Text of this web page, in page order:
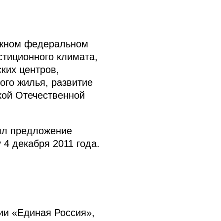
федеральном
климата,
центров,
жилья, развитие
Отечественной
предложение
декабря 2011 года.
«Единая Россия»,